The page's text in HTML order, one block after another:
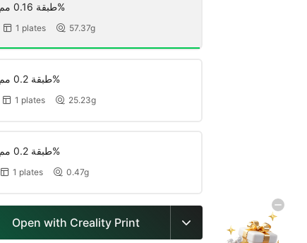
طبقة 0.16 مم، جداران، تعبئة 15%
 1 plates  57.37g
طبقة 0.2 مم، جداران، تعبئة 15%
 1 plates  25.23g
طبقة 0.2 مم، جداران، تعبئة 15%
 1 plates  0.47g
Open with Creality Print 